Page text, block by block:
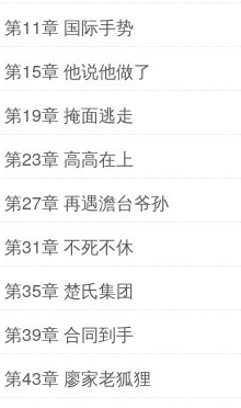
第11章 国际手势
第15章 他说他做了
第19章 掩面逃走
第23章 高高在上
第27章 再遇澹台爷孙
第31章 不死不休
第35章 楚氏集团
第39章 合同到手
第43章 廖家老狐狸